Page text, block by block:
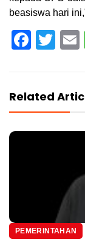
beasiswa hari
Related
PEMERINTAHAN